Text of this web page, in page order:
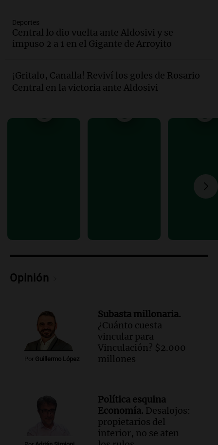
Audio.
de julio será menor al 2,9% registrado
en CABA
Audio. Altas Cumbres: rescataron a una
Una mañana para todos
Audio.Investigan un asalto millonario a
la cooperativa Talamochita en Villa
María
Deportes
Central lo dio vuelta ante Aldosivi y se
impuso 2 a 1 en el Gigante de Arroyito
¡Gritalo, Canalla! Reviví los goles de Rosario
Central en la victoria ante Aldosivi
Opinión
Por Guillermo López
Subasta millonaria.
¿Cuánto cuesta
vincular para
Vinculación? $2.000
millones
Política esquina
Economía. Desalojos:
propietarios del
interior, no se aten